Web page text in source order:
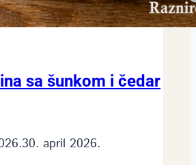
sa šunkom i čedar
30. april 2026.